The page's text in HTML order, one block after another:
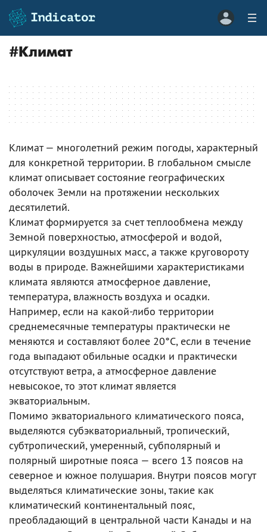
#Климат
Климат — многолетний режим погоды, характерный
для конкретной территории. В глобальном смысле
климат описывает состояние географических
оболочек Земли на протяжении нескольких
десятилетий.
Климат формируется за счет теплообмена между
Земной поверхностью, атмосферой и водой,
циркуляции воздушных масс, а также круговороту
воды в природе. Важнейшими характеристиками
климата являются атмосферное давление,
температура, влажность воздуха и осадки.
Например, если на какой-либо территории
среднемесячные температуры практически не
меняются и составляют более 20°С, если в течение
года выпадают обильные осадки и практически
отсутствуют ветра, а атмосферное давление
невысокое, то этот климат является
экваториальным.
Помимо экваториального климатического пояса,
выделяются субэкваториальный, тропический,
субтропический, умеренный, субполярный и
полярный широтные пояса — всего 13 поясов на
северное и южное полушария. Внутри поясов могут
выделяться климатические зоны, такие как
климатический континентальный пояс,
преобладающий в центральной части Канады и на